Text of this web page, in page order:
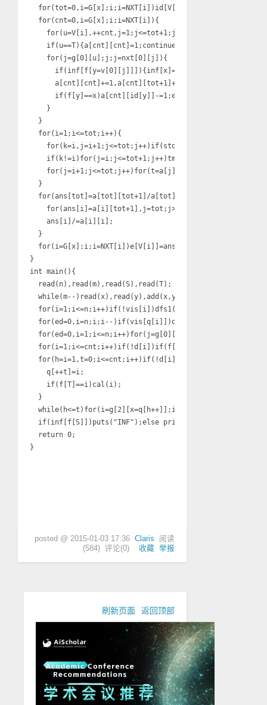
  for(tot=0,i=G[x];i;i=NXT[i])id[V[i]]=++tot;
  for(cnt=0,i=G[x];i;i=NXT[i]){
    for(u=V[i],++cnt,j=1;j<=tot+1;j++)a[cnt][j]=0;
    if(u==T){a[cnt][cnt]=1;continue;}
    for(j=g[0][u];j;j=nxt[0][j]){
      if(inf[f[y=v[0][j]]]){inf[x]=1;return;}
      a[cnt][cnt]+=1,a[cnt][tot+1]+=1;
if(f[y]==x)a[cnt][id[y]]-=1;else
    }
  }
  for(i=1;i<=tot;i++){
for(j=i+1;j<=tot;j++)for(t=a[j][i]/
  }
  for(ans[tot]=a[tot][tot+1]/a[tot][tot],i=tot-1;i;i--){
for(ans[i]=a[i][tot+1],j=tot;j>i;j--)ans[i]-
    ans[i]/=a[i][i];
  }
  for(i=G[x];i;i=NXT[i])e[V[i]]=ans[id[V[i]]];
}
int main(){
  read(n),read(m),read(S),read(T);
  while(m--)read(x),read(y),add(x,y);
  for(i=1;i<=n;i++)if(!vis[i])dfs1(i);
  for(ed=0,i=n;i;i--)if(vis[q[i]])dfs2(q[i],++cnt);
  for(i=1;i<=cnt;i++)if(!d[i])if(f[T]!=i)inf[i]=1;
  for(h=i=1,t=0;i<=cnt;i++)if(!d[i]){
    q[++t]=i;
    if(f[T]==i)cal(i);
  }
while(h<=t)for(i=g[2][x=q[h++]];i;i=nxt[2][i])if(!(--
  if(inf[f[S]])puts("INF");else printf("%.3f",e[S]);
  return 0;
posted @2015-01-03 17:36 Claris 阅读
(584) 评论(0) 收藏 举报
刷新页面 返回顶部